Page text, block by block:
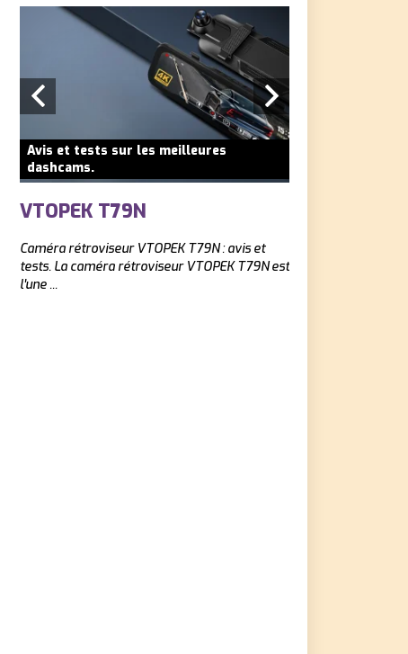
Avis et tests sur les meilleures
dashcams.
VTOPEK T79N
Caméra rétroviseur ‎VTOPEK T79N : avis et
tests. La caméra rétroviseur VTOPEK T79N est
l'une ...